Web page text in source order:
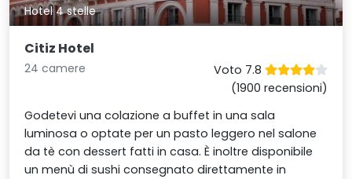
Hotel 4 stelle
Citiz Hotel
24 camere
Voto 7.8
(1900 recensioni)
Godetevi una colazione a buffet in una sala
luminosa o optate per un pasto leggero nel salone
da tè con dessert fatti in casa. È inoltre disponibile
un menù di sushi consegnato direttamente in